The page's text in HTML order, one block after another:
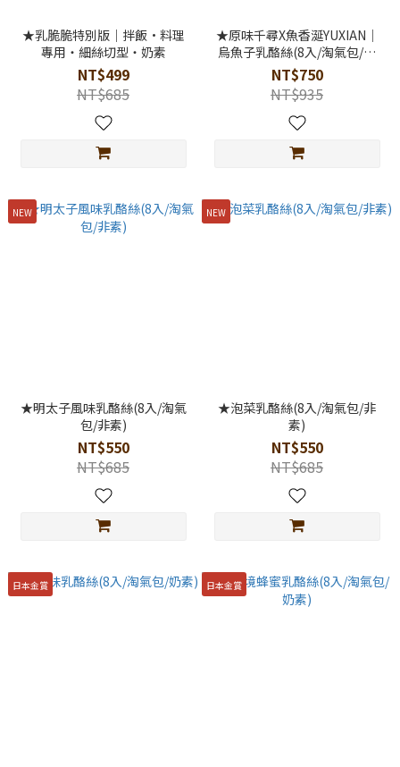
★乳脆脆特別版｜拌飯·料理
專用・細絲切型・奶素
NT$499
NT$685
★原味千尋X魚香涎YUXIAN｜
烏魚子乳酪絲(8入/淘氣包/非
素)
NT$750
NT$935
NEW
★明太子風味乳酪絲(8入/淘氣
包/非素)
NT$550
NT$685
NEW
★泡菜乳酪絲(8入/淘氣包/非
素)
NT$550
NT$685
日本金賞 日本金賞